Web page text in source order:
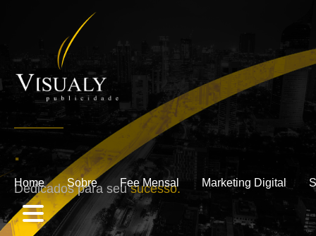
Home Sobre Fee Mensal Marketing Digital
.
Dedicados para seusucesso.